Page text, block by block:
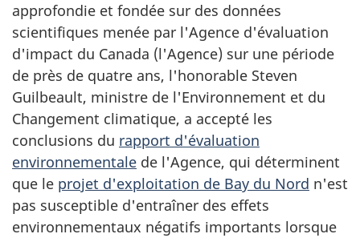
approfondie et fondée sur des données
scientifiques menée par l'Agence d'évaluation
d'impact du Canada (l'Agence) sur une période
de près de quatre ans, l'honorable Steven
Guilbeault, ministre de l'Environnement et du
Changement climatique, a accepté les
conclusions du rapport d'évaluation
environnementale de l'Agence, qui déterminent
que le projet d'exploitation de Bay du Nord n'est
pas susceptible d'entraîner des effets
environnementaux négatifs importants lorsque